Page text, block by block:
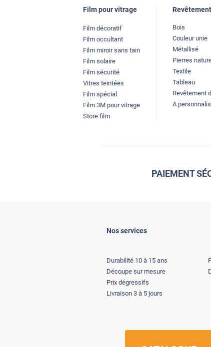
Film pour vitrage
Film décoratif
Film occultant
Film miroir sans tain
Film solaire
Film sécurité
Vitres teintées
Film spécial
Film 3M pour vitrage
Store film
Bois
Couleur unie
Métallisé
Pierres
Textile
Tableau
Revêtement
A
PAIEMENT
Nos services
Durabilité 10 à 15 ans
Découpe sur mesure
Prix dégressifs
Livraison 3 à 5 jours